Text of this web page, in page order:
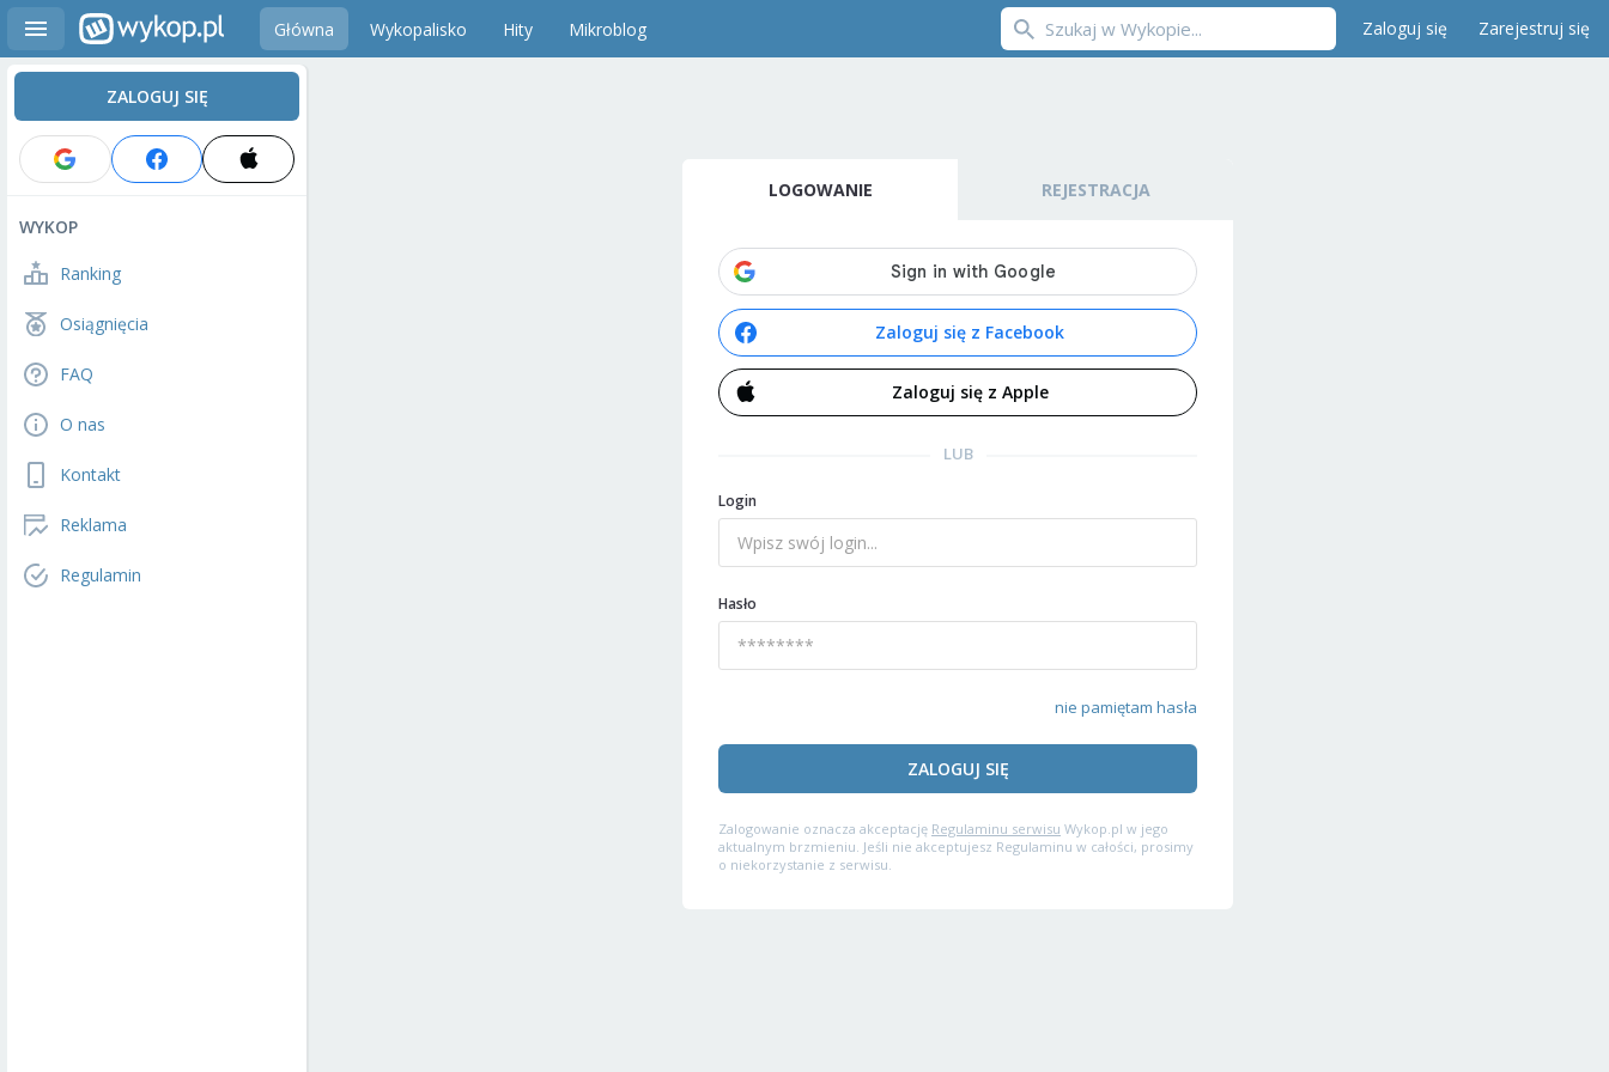
Główna Wykopalisko Hity Mikroblog Zaloguj się Zarejestruj się
ZALOGUJ SIĘ
WYKOP
Ranking
Osiągnięcia
FAQ
O nas
Kontakt
Reklama
Regulamin
LOGOWANIE REJESTRACJA
Zaloguj się z Facebook
Zaloguj się z Apple
LUB
Login
Hasło
nie pamiętam hasła
ZALOGUJ SIĘ
Zalogowanie oznacza akceptację Regulaminu serwisu Wykop.pl w jego
aktualnym brzmieniu. Jeśli nie akceptujesz Regulaminu w całości, prosimy
o niekorzystanie z serwisu.